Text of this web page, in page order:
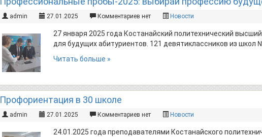
admin 27.01.2025 Комментариев нет Новости
27 января 2025 года Костанайский политехнический
для будущих абитуриентов. 121 девятиклассников из школ
Читать больше »
Профориентация в 30 школе
admin 27.01.2025 Комментариев нет Новости
24.01.2025 года преподавателями Костанайского